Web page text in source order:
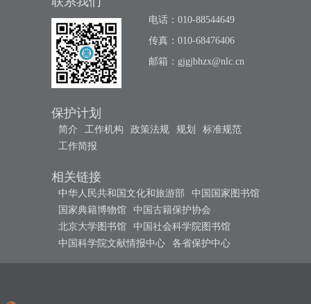
电话：010-88544649
传真：010-68476406
邮箱： gjgjbhzx@nlc.cn
保护计划
简介 工作机构 政策法规 规划
标准规范
工作简报
相关链接
中华人民共和国文化和旅游部
中国国家图书馆
国家典籍博物馆
中国古籍保护协会
北京大学图书馆
中国社会科学院图书馆
中国科学院文献情报中心
各省保护中心